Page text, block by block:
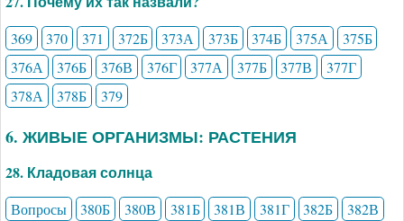
369 370 371 372Б 373А 373Б 374Б 375А
375Б
376А
376Б 376В 376Г 377А 377Б 377В
377Г
378А
378Б 379
6. ЖИВЫЕ ОРГАНИЗМЫ: РАСТЕНИЯ
28. Кладовая солнца
Вопросы 380Б 380В 381Б 381В 381Г 382Б
382В